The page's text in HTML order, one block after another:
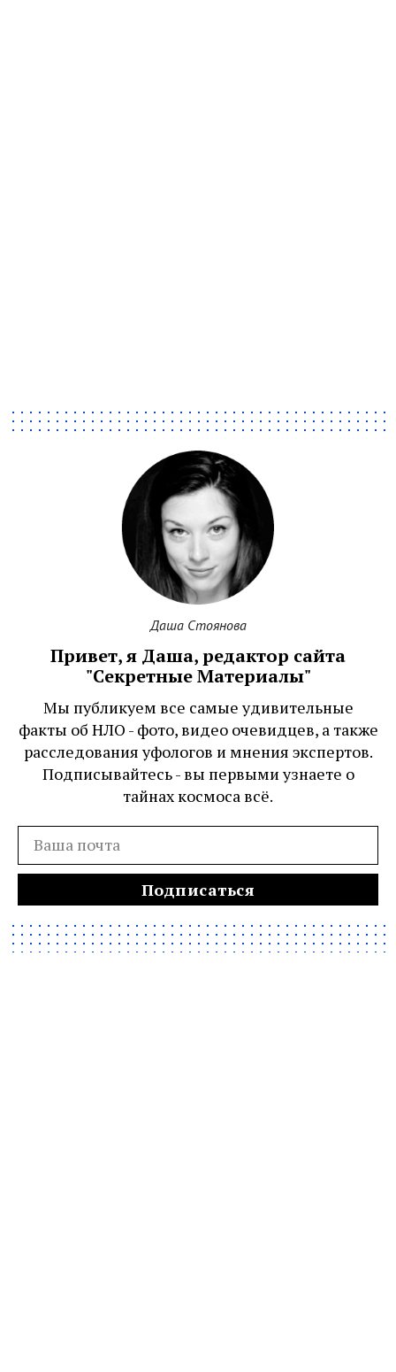
Даша Стоянова
Привет, я Даша, редактор сайта
"Секретные Материалы"
Мы публикуем все самые удивительные
факты об НЛО - фото, видео очевидцев, а также
расследования уфологов и мнения экспертов.
Подписывайтесь - вы первыми узнаете о
тайнах космоса всё.
Подписаться